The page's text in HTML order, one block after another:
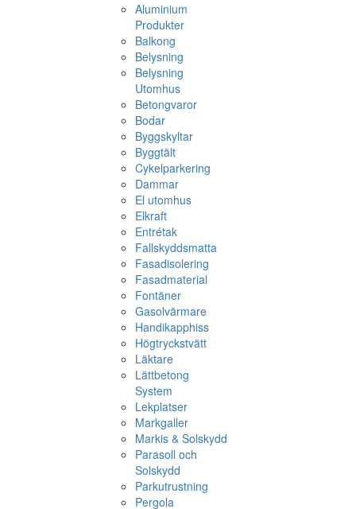
Aluminium
Produkter
Balkong
Belysning
Belysning
Utomhus
Betongvaror
Bodar
Byggskyltar
Byggtält
Cykelparkering
Dammar
El utomhus
Elkraft
Entrétak
Fallskyddsmatta
Fasadisolering
Fasadmaterial
Fontäner
Gasolvärmare
Handikapphiss
Högtryckstvätt
Läktare
Lättbetong
System
Lekplatser
Markgaller
Markis & Solskydd
Parasoll och
Solskydd
Parkutrustning
Pergola